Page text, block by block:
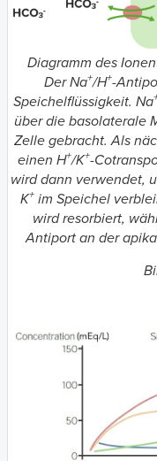
Diagramm des
Der Na+/H+-
Speichelflüssigkeit. Na
über die basolaterale
Zelle gebracht. Als
einen H+/K+-
wird dann verwendet,
K+im Speichel
wird resorbiert,
Antiport an der